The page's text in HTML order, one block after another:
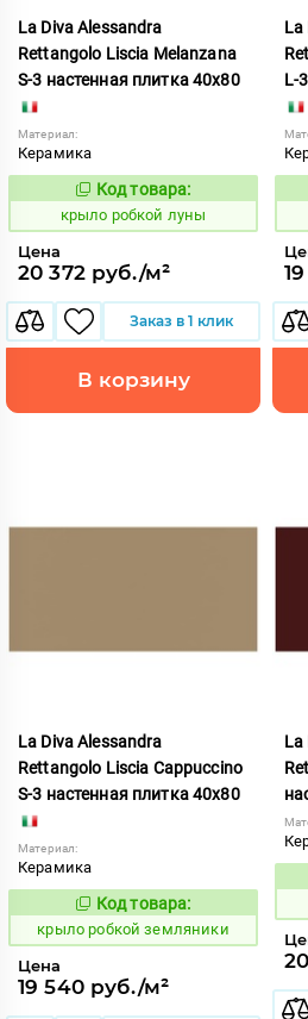
La Diva Alessandra
Rettangolo Liscia Melanzana
S-3 настенная плитка 40x80
Материал:
Керамика
837920
Код товара:
крыло робкой луны
Цена
20 372 руб./м²
Заказ в 1 клик
В корзину
La
L-
La Diva Alessandra
Rettangolo Liscia Cappuccino
S-3 настенная плитка 40x80
Материал:
Керамика
837906
Код товара:
крыло робкой земляники
Цена
19 540 руб./м²
La